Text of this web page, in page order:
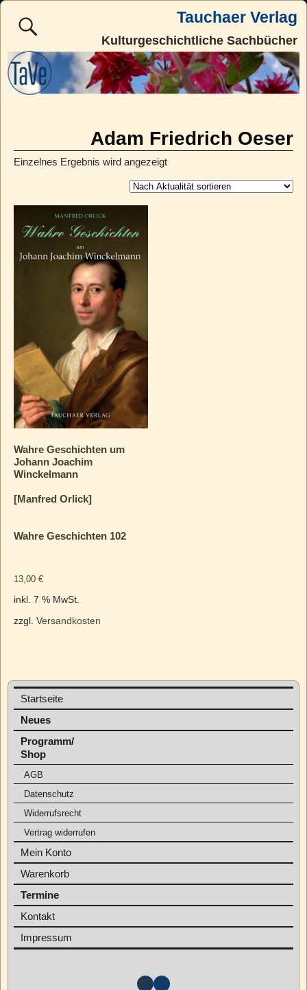
Tauchaer Verlag
Kulturgeschichtliche Sachbücher
Adam Friedrich Oeser
Einzelnes Ergebnis wird angezeigt
Wahre Geschichten um
Johann Joachim
Winckelmann
[Manfred Orlick]
Wahre Geschichten 102
13,00 €
inkl. 7 % MwSt.
zzgl. Versandkosten
Startseite
Neues
Programm/
Shop
AGB
Datenschutz
Widerrufsrecht
Vertrag widerrufen
Mein Konto
Warenkorb
Termine
Kontakt
Impressum